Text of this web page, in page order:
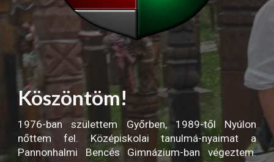
Köszöntöm!
1976-ban születtem Győrben, 1989-től Nyúlon
nőttem fel. Középiskolai tanulmá-nyaimat a
Pannonhalmi Bencés Gimnázium-ban végeztem.